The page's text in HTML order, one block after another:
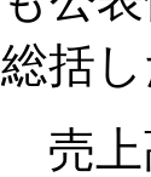
総括し
売上